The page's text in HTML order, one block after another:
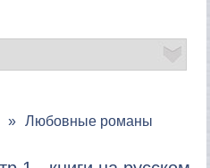
Любовные романы